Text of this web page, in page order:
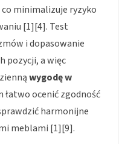
minimalizuje ryzyko
[1][4]. Test
i dopasowanie
pozycji, a więc
wygodę w
ocenić zgodność
harmonijne
meblami [1][9].